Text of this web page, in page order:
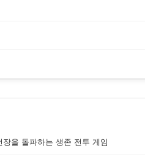
을 돌파하는 생존 전투 게임